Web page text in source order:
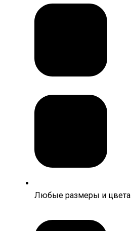
Любые размеры и цвета